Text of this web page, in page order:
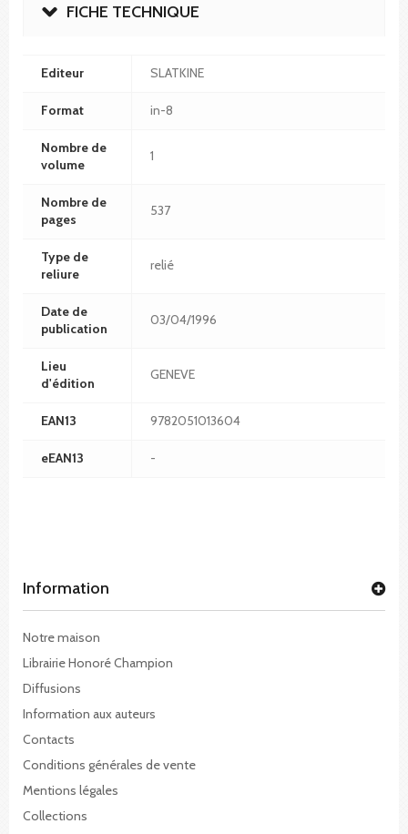
FICHE TECHNIQUE
Editeur SLATKINE
Format in-8
Nombre de
volume
1
Nombre de
pages
537
Type de
reliure
relié
Date de
publication
03/04/1996
Lieu
d'édition
GENEVE
EAN13 9782051013604
eEAN13 -
Information
Notre maison
Librairie Honoré Champion
Diffusions
Information aux auteurs
Contacts
Conditions générales de vente
Mentions légales
Collections